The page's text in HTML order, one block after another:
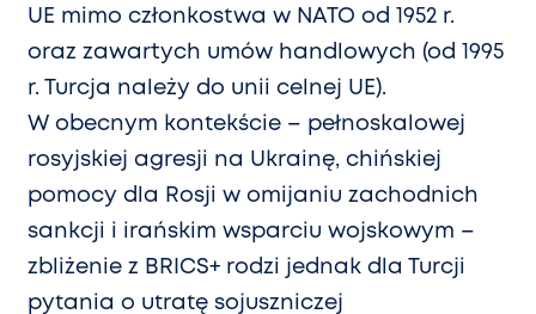
UE mimo członkostwa w NATO od 1952 r.
oraz zawartych umów handlowych (od 1995
r. Turcja należy do unii celnej UE).
W obecnym kontekście – pełnoskalowej
rosyjskiej agresji na Ukrainę, chińskiej
pomocy dla Rosji w omijaniu zachodnich
sankcji i irańskim wsparciu wojskowym –
zbliżenie z BRICS+ rodzi jednak dla Turcji
pytania o utratę sojuszniczej